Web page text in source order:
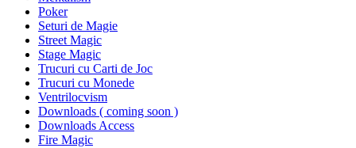
Poker
Seturi de Magie
Street Magic
Stage Magic
Trucuri cu Carti de Joc
Trucuri cu Monede
Ventrilocvism
Downloads ( coming soon )
Downloads Access
Fire Magic